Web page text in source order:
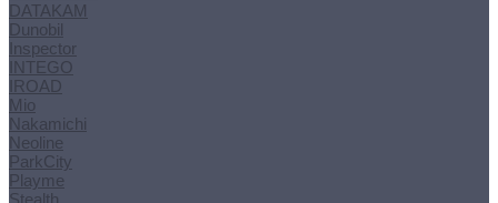
DATAKAM
Dunobil
Inspector
INTEGO
IROAD
Mio
Nakamichi
Neoline
ParkCity
Playme
Stealth